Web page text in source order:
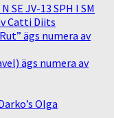
SE JV-13 SPH I SM
Catti Diits
ägs numera av
ägs numera av
Olga